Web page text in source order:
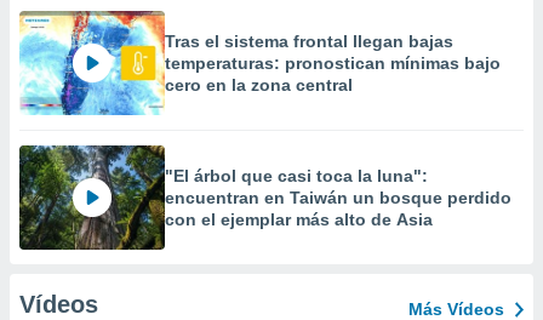
Tras el sistema frontal llegan bajas
temperaturas: pronostican mínimas bajo
cero en la zona central
"El árbol que casi toca la luna":
encuentran en Taiwán un bosque perdido
con el ejemplar más alto de Asia
Vídeos Más Vídeos